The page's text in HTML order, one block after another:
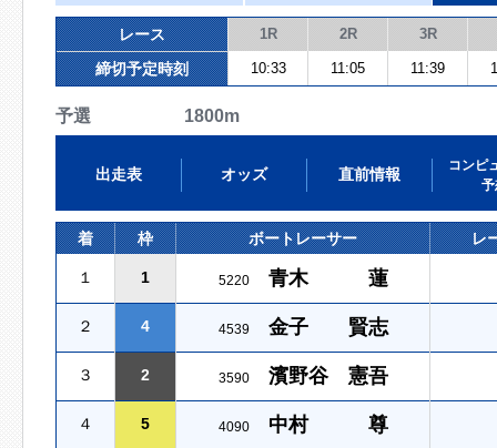
レース 1R 2R 3R
締切予定時刻 10:33 11:05 11:39
予選 1800m
出走表 オッズ 直前情報
コンピ
予
着 枠 ボートレーサー レ
１ 1 5220 青木 蓮
２ 4 4539 金子 賢志
３ 2 3590 濱野谷 憲吾
４ 5 4090 中村 尊